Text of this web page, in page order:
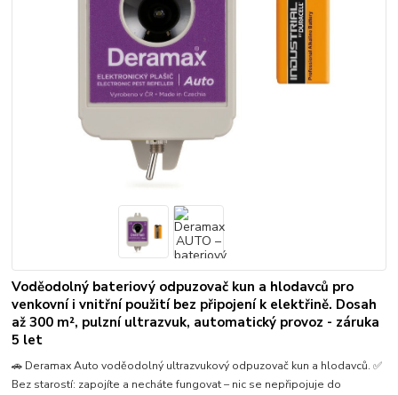
Voděodolný bateriový odpuzovač kun a hlodavců pro
venkovní i vnitřní použití bez připojení k elektřině. Dosah
až 300 m², pulzní ultrazvuk, automatický provoz - záruka
5 let
🚗 Deramax Auto voděodolný ultrazvukový odpuzovač kun a hlodavců. ✅
Bez starostí: zapojíte a necháte fungovat – nic se nepřipojuje do